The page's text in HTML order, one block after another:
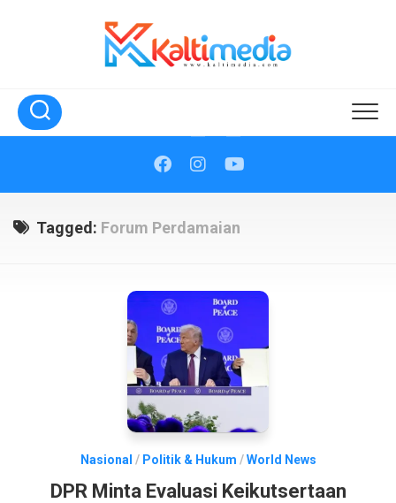
Tagged: Forum Perdamaian
Nasional / Politik & Hukum /World News
DPR Minta Evaluasi Keikutsertaan